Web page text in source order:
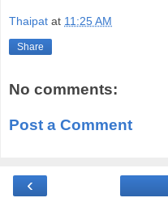
Thaipat at 11:25 AM
Share
No comments:
Post a Comment
‹